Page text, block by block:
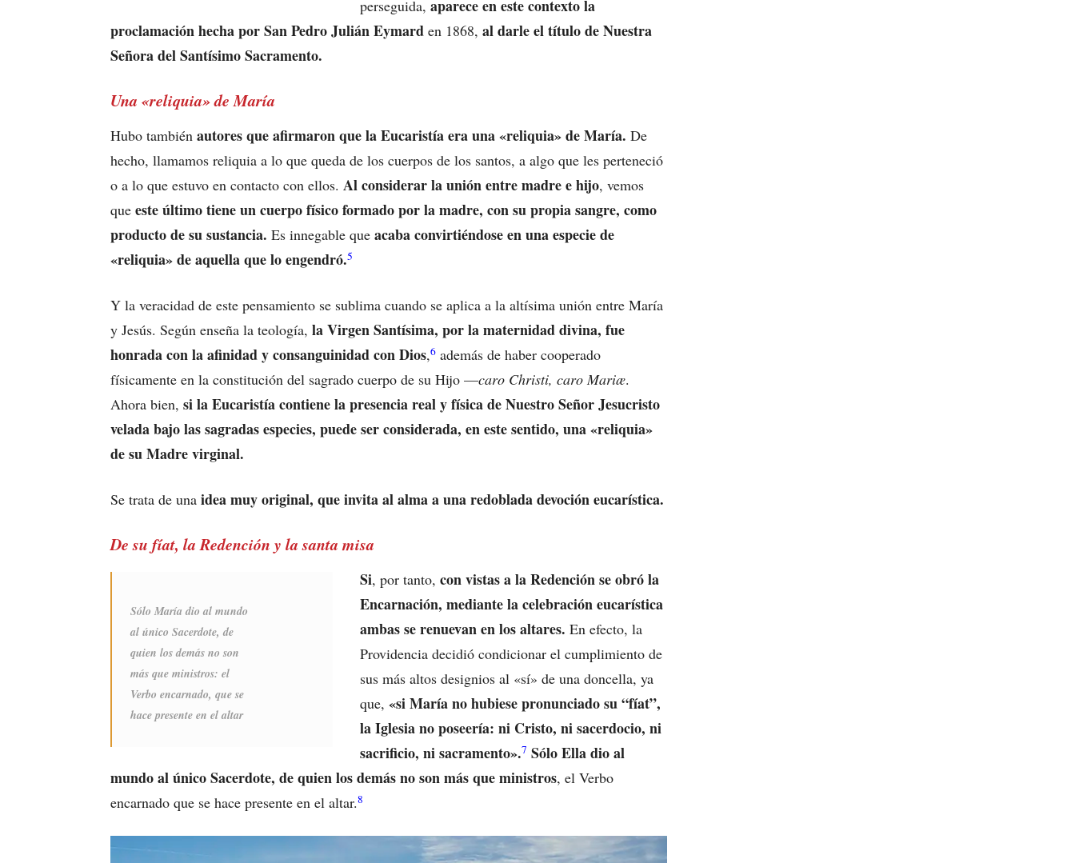
perseguida,aparece en este contexto la
proclamación hecha por San Pedro Julián Eymard en 1868, al darle el título de Nuestra
Señora del Santísimo Sacramento.
Una «reliquia» de María
Hubo también autores que afirmaron que la Eucaristía era una «reliquia» de María. De
hecho, llamamos reliquia a lo que queda de los cuerpos de los santos, a algo que les perteneció
o a lo que estuvo en contacto con ellos. Al considerar la unión entre madre e hijo, vemos
que este último tiene un cuerpo físico formado por la madre, con su propia sangre, como
producto de su sustancia. Es innegable que acaba convirtiéndose en una especie de
«reliquia» de aquella que lo engendró.5
Y la veracidad de este pensamiento se sublima cuando se aplica a la altísima unión entre María
y Jesús. Según enseña la teología, la Virgen Santísima, por la maternidad divina, fue
honrada con la afinidad y consanguinidad con Dios,6 además de haber cooperado
físicamente en la constitución del sagrado cuerpo de su Hijo —caro Christi, caro Mariæ.
Ahora bien, si la Eucaristía contiene la presencia real y física de Nuestro Señor Jesucristo
velada bajo las sagradas especies, puede ser considerada, en este sentido, una «reliquia»
de su Madre virginal.
Se trata de una idea muy original, que invita al alma a una redoblada devoción eucarística.
De su fíat, la Redención y la santa misa
Sólo María dio al mundo
al único Sacerdote, de
quien los demás no son
más que ministros: el
Verbo encarnado, que se
hace presente en el altar
Si, por tanto,con vistas a la Redención se obró la
Encarnación, mediante la celebración eucarística
ambas se renuevan en los altares. En efecto, la
Providencia decidió condicionar el cumplimiento de
sus más altos designios al «sí» de una doncella, ya
que,«si María no hubiese pronunciado su “fíat”,
la Iglesia no poseería: ni Cristo, ni sacerdocio, ni
sacrificio, ni sacramento».7 Sólo Ella dio al
mundo al único Sacerdote, de quien los demás no son más que ministros, el Verbo
encarnado que se hace presente en el altar.8